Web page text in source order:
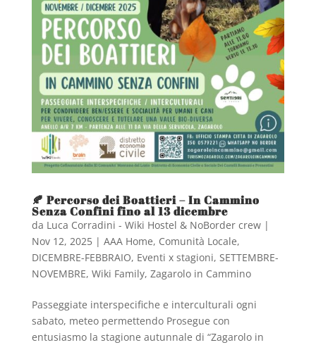
🍂 Percorso dei Boattieri – In Cammino
Senza Confini fino al 13 dicembre
da Luca Corradini - Wiki Hostel & NoBorder crew|
Nov 12, 2025| AAA Home, Comunità Locale,
DICEMBRE-FEBBRAIO, Eventi x stagioni, SETTEMBRE-
NOVEMBRE, Wiki Family, Zagarolo in Cammino
Passeggiate interspecifiche e interculturali ogni
sabato, meteo permettendo Prosegue con
entusiasmo la stagione autunnale di “Zagarolo in